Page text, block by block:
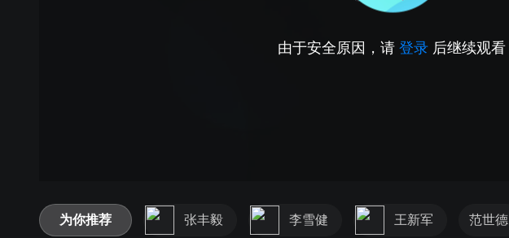
由于安全原因，请 登录 后继续观看
为你推荐 张丰毅 李雪健 王新军 范世德